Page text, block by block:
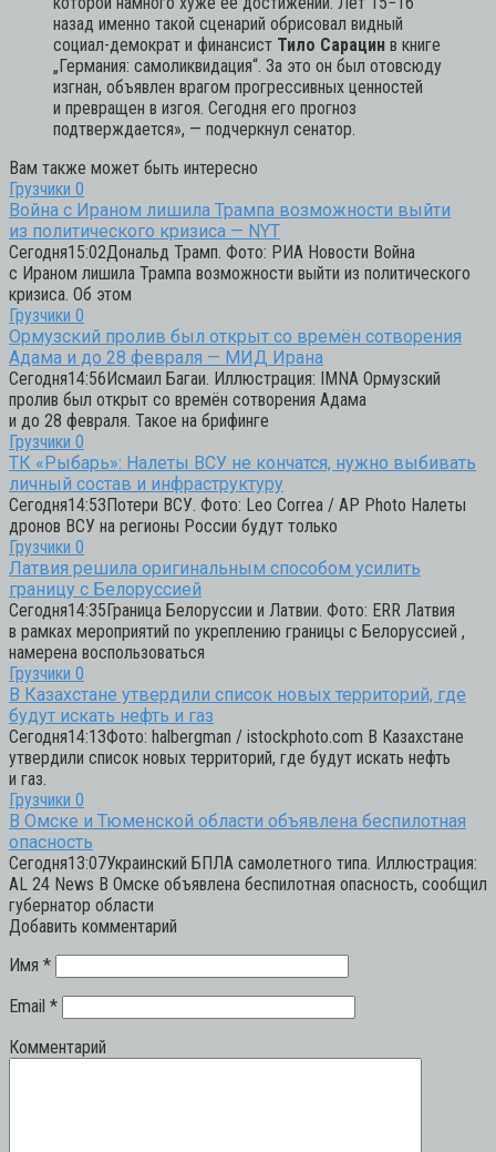
назад именно такой сценарий обрисовал видный
социал-демократ и финансист Тило Сарацин в книге
„Германия: самоликвидация“. За это он был отовсюду
изгнан, объявлен врагом прогрессивных ценностей
и превращен в изгоя. Сегодня его прогноз
подтверждается», — подчеркнул сенатор.
Вам также может быть интересно
Грузчики 0
Война с Ираном лишила Трампа возможности выйти
из политического кризиса — NYT
Сегодня15:02Дональд Трамп. Фото: РИА Новости Война
с Ираном лишила Трампа возможности выйти из политического
кризиса. Об этом
Грузчики 0
Ормузский пролив был открыт со времён сотворения
Адама и до 28 февраля — МИД Ирана
Сегодня14:56Исмаил Багаи. Иллюстрация: IMNA Ормузский
пролив был открыт со времён сотворения Адама
и до 28 февраля. Такое на брифинге
Грузчики 0
ТК «Рыбарь»: Налеты ВСУ не кончатся, нужно выбивать
личный состав и инфраструктуру
Сегодня14:53Потери ВСУ. Фото: Leo Correa / AP Photo Налеты
дронов ВСУ на регионы России будут только
Грузчики 0
Латвия решила оригинальным способом усилить
границу с Белоруссией
Сегодня14:35Граница Белоруссии и Латвии. Фото: ERR Латвия
в рамках мероприятий по укреплению границы с Белоруссией ,
намерена воспользоваться
Грузчики 0
В Казахстане утвердили список новых территорий, где
будут искать нефть и газ
Сегодня14:13Фото: halbergman / istockphoto.com В Казахстане
утвердили список новых территорий, где будут искать нефть
и газ.
Грузчики 0
В Омске и Тюменской области объявлена беспилотная
опасность
Сегодня13:07Украинский БПЛА самолетного типа. Иллюстрация:
AL 24 News В Омске объявлена беспилотная опасность, сообщил
губернатор области
Добавить комментарий
Имя *
Email *
Комментарий